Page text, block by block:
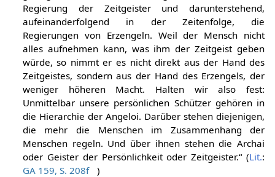
Regierung der Zeitgeister und darunterstehend,
aufeinanderfolgend in der Zeitenfolge, die
Regierungen von Erzengeln. Weil der Mensch nicht
alles aufnehmen kann, was ihm der Zeitgeist geben
würde, so nimmt er es nicht direkt aus der Hand des
Zeitgeistes, sondern aus der Hand des Erzengels, der
weniger höheren Macht. Halten wir also fest:
Unmittelbar unsere persönlichen Schützer gehören in
die Hierarchie der Angeloi. Darüber stehen diejenigen,
die mehr die Menschen im Zusammenhang der
Menschen regeln. Und über ihnen stehen die Archai
oder Geister der Persönlichkeit oder Zeitgeister.“ (Lit.:
GA 159, S. 208f
)